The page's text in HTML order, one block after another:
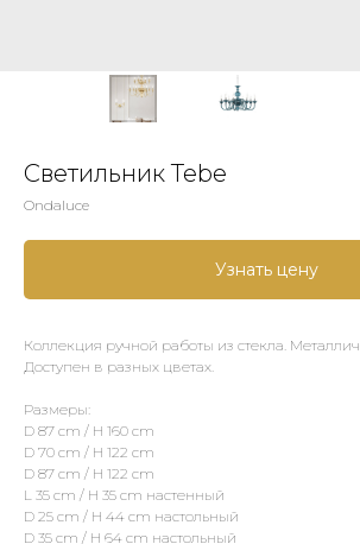
Светильник Tebe
Ondaluce
Узнать цену
Коллекция ручной работы из стекла.
Доступен в разных цветах.
Размеры:
D 87 cm / H 160 cm
D 70 cm / H 122 cm
D 87 cm / H 122 cm
L 35 cm / H 35 cm настенный
D 25 cm / H 44 cm настольный
D 35 cm / H 64 cm настольный